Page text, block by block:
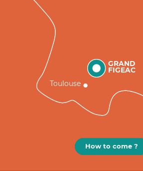
GRAND
FIGEAC
Toulouse
How to come ?